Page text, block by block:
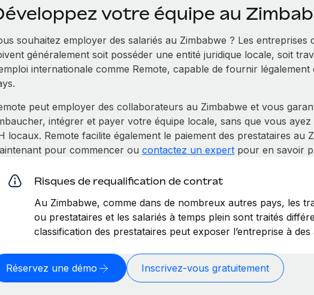
votre équipe au
souhaitez employer des salariés au Zimbabwe ? Les entreprises
généralement soit posséder une entité juridique locale, soit
internationale comme Remote, capable de fournir légalement
peut employer des collaborateurs au Zimbabwe et vous
intégrer et payer votre équipe locale, sans que vous
locaux. Remote facilite également le paiement des prestataires au
pour commencer ou contactez un expertpour en savoir
Risques de requalification de contrat
Au Zimbabwe, comme dans de nombreux autres pays, les
ou prestataires et les salariés à temps plein sont traités
classification des prestataires peut exposer l’entreprise à
Réservez une démo Inscrivez-vous gratuitement